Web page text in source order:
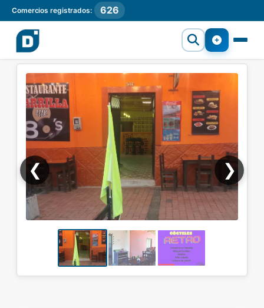
Comercios registrados: 626
❮ ❯